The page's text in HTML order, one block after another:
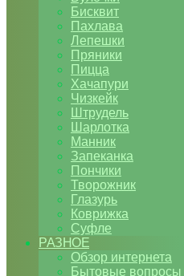
Бисквит
Пахлава
Лепешки
Пряники
Пицца
Хачапури
Чизкейк
Штрудель
Шарлотка
Манник
Запеканка
Пончики
Творожник
Глазурь
Коврижка
Суфле
РАЗНОЕ
Обзор интернета
Бытовые вопросы